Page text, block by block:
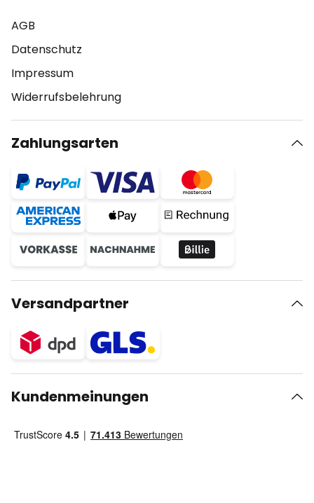
AGB
Datenschutz
Impressum
Widerrufsbelehrung
Zahlungsarten
Versandpartner
Kundenmeinungen